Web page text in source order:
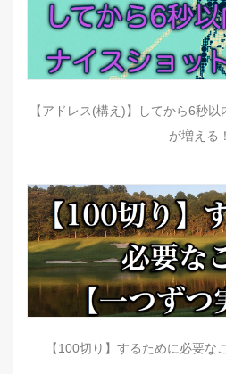
【アドレス(構え)】してから6秒
が増える！
【100切り】するために必要な